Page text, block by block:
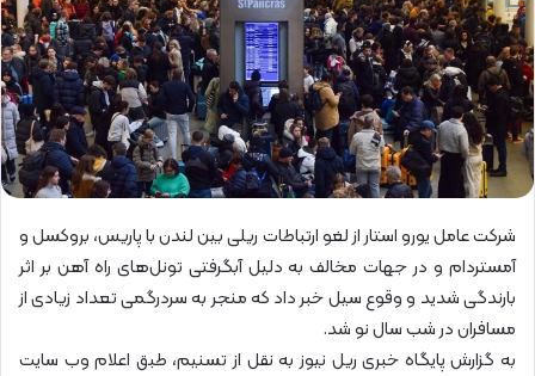
شرکت عامل یورو استار از لغو ارتباطات ریلی بین لندن با پاریس، بروکسل و
آمستردام و در جهات مخالف به دلیل آبگرفتی تونل‌های راه آهن بر اثر
بارندگی شدید و وقوع سیل خبر داد که منجر به سردرگمی تعداد زیادی از
مسافران در شب سال نو شد.
به گزارش پایگاه خبری ریل نیوز به نقل از تسنیم، طبق اعلام وب سایت